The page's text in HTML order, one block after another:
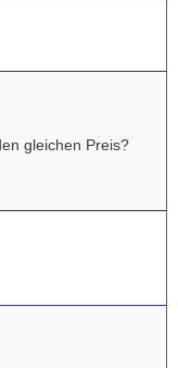
gleichen Preis?